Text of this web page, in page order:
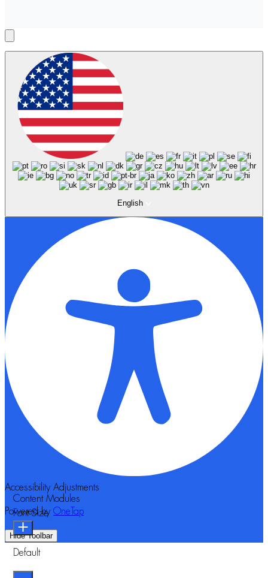
English
Accessibility Adjustments
Powered by OneTap
Hide Toolbar
Content Modules
Font Size
Default